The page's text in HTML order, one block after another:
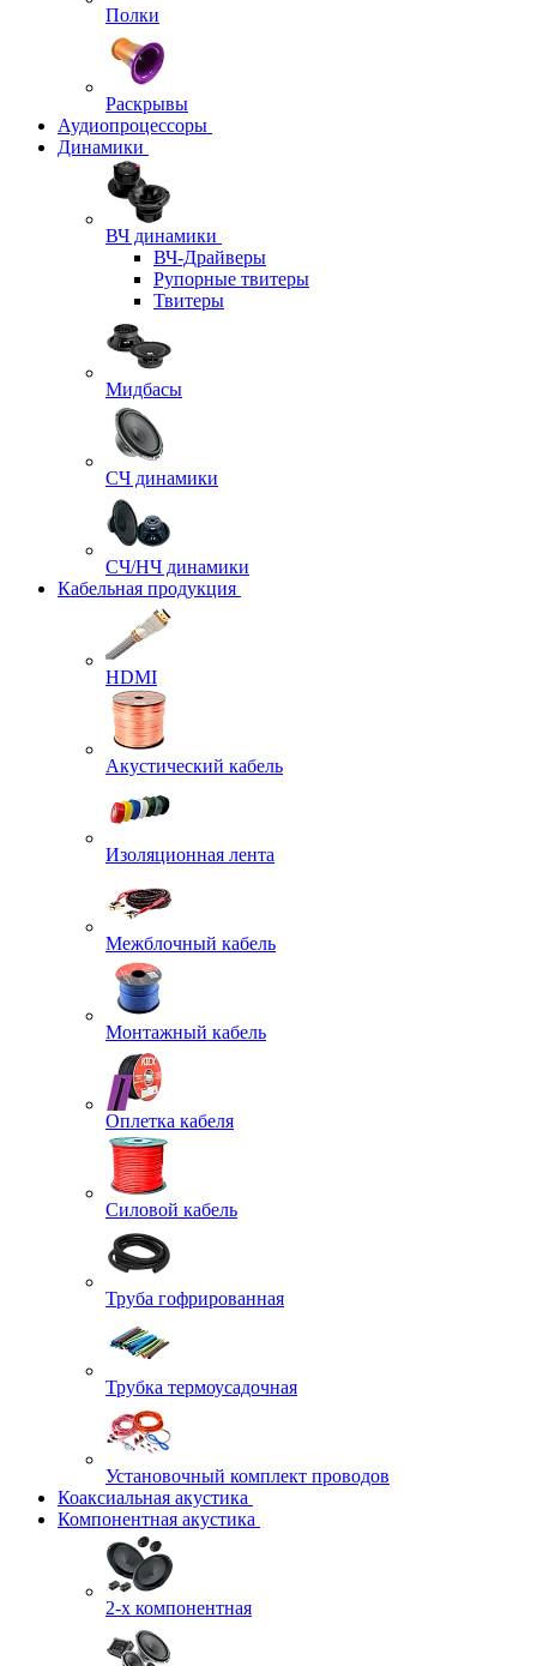
Полки
Раскрывы
Аудиопроцессоры
Динамики
ВЧ динамики
ВЧ-Драйверы
Рупорные твитеры
Твитеры
Мидбасы
СЧ динамики
СЧ/НЧ динамики
Кабельная продукция
HDMI
Акустический кабель
Изоляционная лента
Межблочный кабель
Монтажный кабель
Оплетка кабеля
Силовой кабель
Труба гофрированная
Трубка термоусадочная
Установочный комплект проводов
Коаксиальная акустика
Компонентная акустика
2-х компонентная